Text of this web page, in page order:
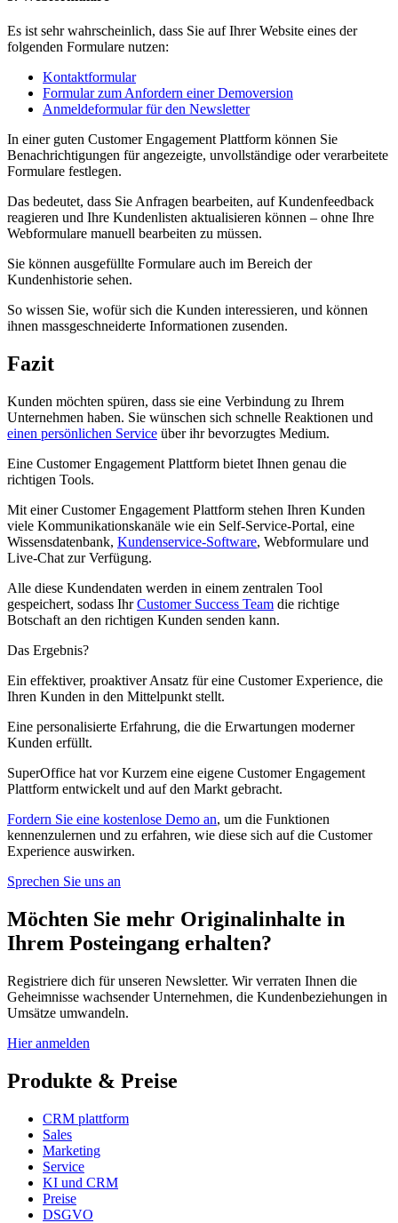
Es ist sehr wahrscheinlich, dass Sie auf Ihrer Website eines der
folgenden Formulare nutzen:
Kontaktformular
Formular zum Anfordern einer Demoversion
Anmeldeformular für den Newsletter
In einer guten Customer Engagement Plattform können Sie
Benachrichtigungen für angezeigte, unvollständige oder verarbeitete
Formulare festlegen.
Das bedeutet, dass Sie Anfragen bearbeiten, auf Kundenfeedback
reagieren und Ihre Kundenlisten aktualisieren können – ohne Ihre
Webformulare manuell bearbeiten zu müssen.
Sie können ausgefüllte Formulare auch im Bereich der
Kundenhistorie sehen.
So wissen Sie, wofür sich die Kunden interessieren, und können
ihnen massgeschneiderte Informationen zusenden.
Fazit
Kunden möchten spüren, dass sie eine Verbindung zu Ihrem
Unternehmen haben. Sie wünschen sich schnelle Reaktionen und
einen persönlichen Service über ihr bevorzugtes Medium.
Eine Customer Engagement Plattform bietet Ihnen genau die
richtigen Tools.
Mit einer Customer Engagement Plattform stehen Ihren Kunden
viele Kommunikationskanäle wie ein Self-Service-Portal, eine
Wissensdatenbank, Kundenservice-Software, Webformulare und
Live-Chat zur Verfügung.
Alle diese Kundendaten werden in einem zentralen Tool
gespeichert, sodass IhrCustomer Success Team die richtige
Botschaft an den richtigen Kunden senden kann.
Das Ergebnis?
Ein effektiver, proaktiver Ansatz für eine Customer Experience, die
Ihren Kunden in den Mittelpunkt stellt.
Eine personalisierte Erfahrung, die die Erwartungen moderner
Kunden erfüllt.
SuperOffice hat vor Kurzem eine eigene Customer Engagement
Plattform entwickelt und auf den Markt gebracht.
Fordern Sie eine kostenlose Demo an, um die Funktionen
kennenzulernen und zu erfahren, wie diese sich auf die Customer
Experience auswirken.
Sprechen Sie uns an
Möchten Sie mehr Originalinhalte in
Ihrem Posteingang erhalten?
Registriere dich für unseren Newsletter. Wir verraten Ihnen die
Geheimnisse wachsender Unternehmen, die Kundenbeziehungen in
Umsätze umwandeln.
Hier anmelden
Produkte & Preise
CRM plattform
Sales
Marketing
Service
KI und CRM
Preise
DSGVO